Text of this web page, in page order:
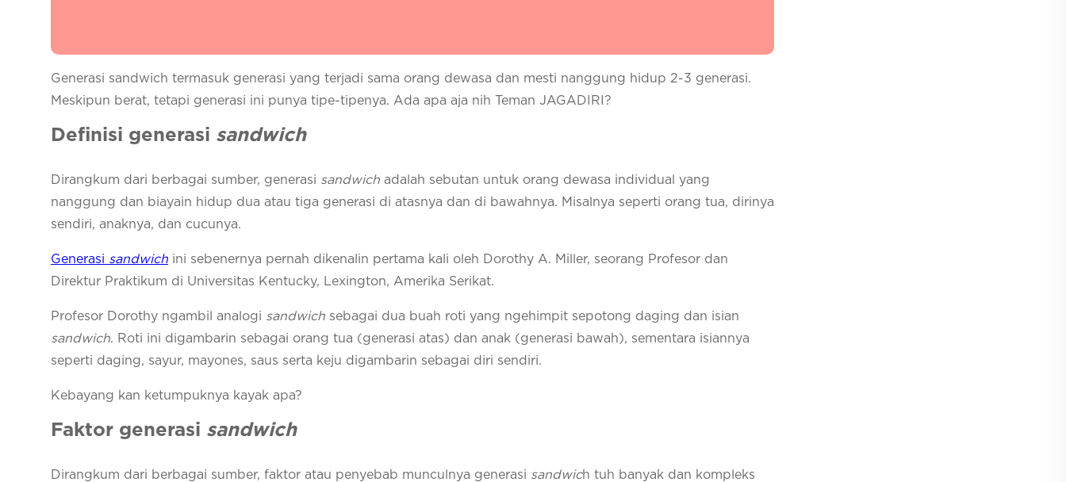
Generasi sandwich termasuk generasi yang terjadi sama orang dewasa dan mesti nanggung hidup 2-3 generasi.
Meskipun berat, tetapi generasi ini punya tipe-tipenya. Ada apa aja nih Teman JAGADIRI?
Definisi generasi sandwich
Dirangkum dari berbagai sumber, generasi sandwich adalah sebutan untuk orang dewasa individual yang
nanggung dan biayain hidup dua atau tiga generasi di atasnya dan di bawahnya. Misalnya seperti orang tua, dirinya
sendiri, anaknya, dan cucunya.
Generasi sandwich ini sebenernya pernah dikenalin pertama kali oleh Dorothy A. Miller, seorang Profesor dan
Direktur Praktikum di Universitas Kentucky, Lexington, Amerika Serikat.
Profesor Dorothy ngambil analogi sandwich sebagai dua buah roti yang ngehimpit sepotong daging dan isian
sandwich. Roti ini digambarin sebagai orang tua (generasi atas) dan anak (generasi bawah), sementara isiannya
seperti daging, sayur, mayones, saus serta keju digambarin sebagai diri sendiri.
Kebayang kan ketumpuknya kayak apa?
Faktor generasi sandwich
Dirangkum dari berbagai sumber, faktor atau penyebab munculnya generasi sandwich tuh banyak dan kompleks